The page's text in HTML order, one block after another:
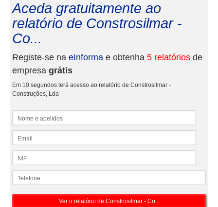
Aceda gratuitamente ao
relatório de Constrosilmar -
Co...
Registe-se na eInforma e obtenha 5 relatórios de
empresa grátis
Em 10 segundos terá acesso ao relatório de Constrosilmar -
Construções, Lda